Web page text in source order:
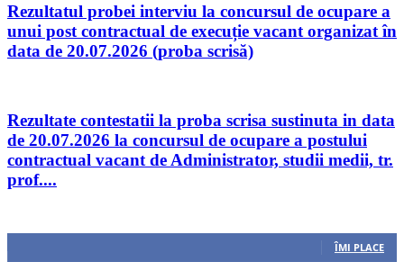
Rezultatul probei interviu la concursul de ocupare a
unui post contractual de execuție vacant organizat în
data de 20.07.2026 (proba scrisă)
Rezultate contestatii la proba scrisa sustinuta in data
de 20.07.2026 la concursul de ocupare a postului
contractual vacant de Administrator, studii medii, tr.
prof....
ÎMI PLACE